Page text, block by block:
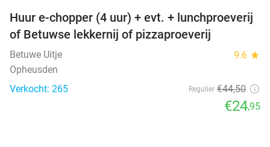
Huur e-chopper (4 uur) + evt. + lunchproeverij
of Betuwse lekkernij of pizzaproeverij
Betuwe Uitje 9.6 star
Opheusden
Verkocht: 265
Regulier €44,50
€24,95